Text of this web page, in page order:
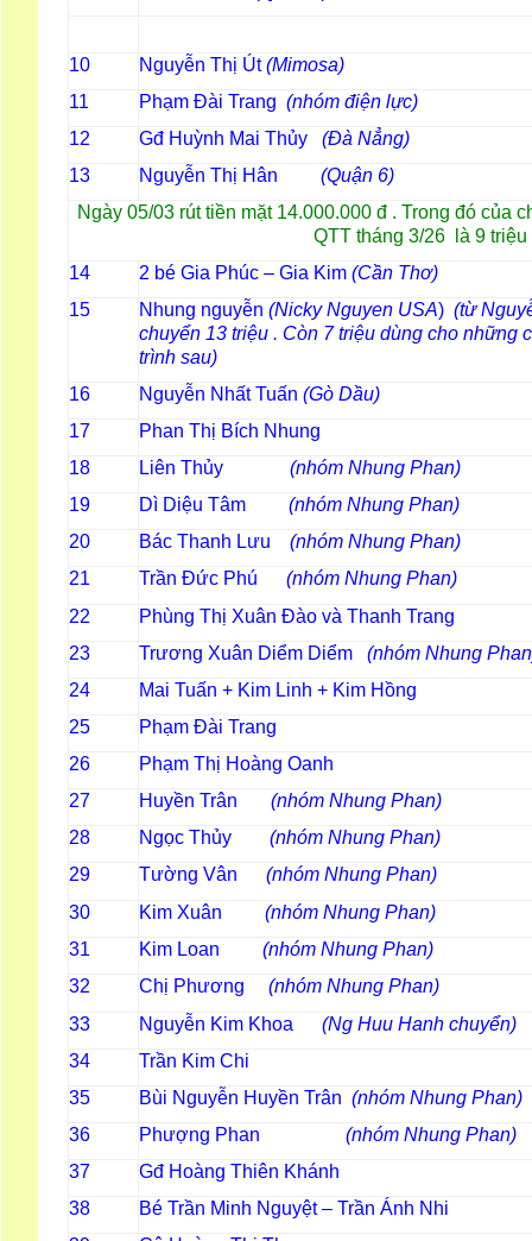
10 Nguyễn Thị Út(Mimosa)
11 Phạm Đài Trang (nhóm điện lực)
12 Gđ Huỳnh Mai Thủy (Đà Nẳng)
13 Nguyễn Thị Hân (Quận 6)
Ngày 05/03 rút tiền mặt 14.000.000 đ . Trong đó của
QTT tháng 3/26 là 9 triệu
14
2 bé Gia Phúc – Gia Kim (Cần Thơ)
15 Nhung nguyễn (Nicky Nguyen USA) (từ
chuyển 13 triệu . Còn 7 triệu dùng cho những
trình sau)
16 Nguyễn Nhất Tuấn (Gò Dầu)
17 Phan Thị Bích Nhung
18 Liên Thủy (nhóm Nhung Phan)
19 Dì Diệu Tâm (nhóm Nhung Phan)
20 Bác Thanh Lưu (nhóm Nhung Phan)
21 Trần Đức Phú (nhóm Nhung Phan)
22 Phùng Thị Xuân Đào và Thanh Trang
23 Trương Xuân Diểm Diểm (nhóm Nhung
24 Mai Tuấn + Kim Linh + Kim Hồng
25 Phạm Đài Trang
26 Phạm Thị Hoàng Oanh
27 Huyền Trân (nhóm Nhung Phan)
28 Ngọc Thủy (nhóm Nhung Phan)
29 Tường Vân (nhóm Nhung
30 Kim Xuân (nhóm Nhung Phan)
31 Kim Loan (nhóm Nhung Phan)
32 Chị Phương (nhóm Nhung
33 Nguyễn Kim Khoa (Ng Huu Hanh chuyển)
34 Trần Kim Chi
35 Bùi Nguyễn Huyền Trân (nhóm Nhung Phan)
36 Phượng Phan (nhóm Nhung Phan)
37 Gđ Hoàng Thiên Khánh
38 Bé Trần Minh Nguyệt – Trần Ánh Nhi